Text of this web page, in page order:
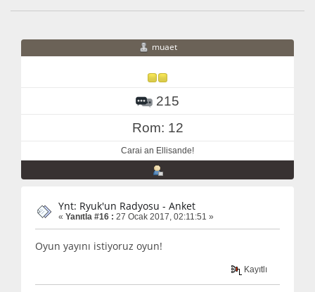
muaet
215
Rom: 12
Carai an Ellisande!
Ynt: Ryuk'un Radyosu - Anket
« Yanıtla #16 : 27 Ocak 2017, 02:11:51 »
Oyun yayını istiyoruz oyun!
Kayıtlı